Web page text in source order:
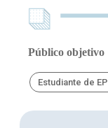
Público objetivo
Estudiante de